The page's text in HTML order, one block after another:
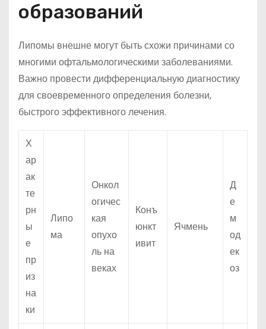
образований
Липомы внешне могут быть схожи причинами со
многими офтальмологическими заболеваниями.
Важно провести дифференциальную диагностику
для своевременного определения болезни,
быстрого эффективного лечения.
Х
ар
ак
те
рн
ы
е
пр
из
на
ки
Липо
ма
Онкол
огичес
кая
опухо
ль на
веках
Конъ
юнкт
ивит
Ячмень
Д
е
м
од
ек
оз